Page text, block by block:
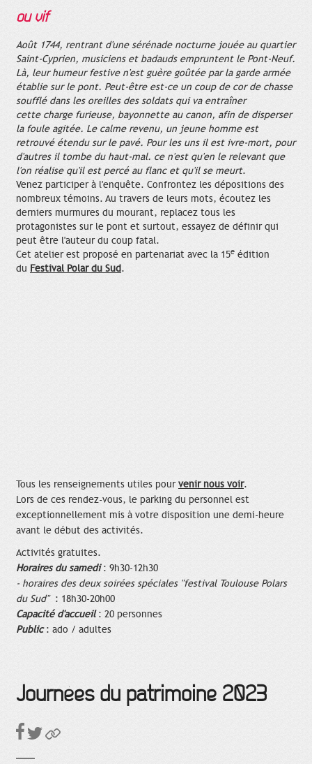
ou vif
Août 1744, rentrant d'une sérénade nocturne jouée au quartier
Saint-Cyprien, musiciens et badauds empruntent le Pont-Neuf.
Là, leur humeur festive n'est guère goûtée par la garde armée
établie sur le pont. Peut-être est-ce un coup de cor de chasse
soufflé dans les oreilles des soldats qui va entraîner
cette charge furieuse, bayonnette au canon, afin de disperser
la foule agitée. Le calme revenu, un jeune homme est
retrouvé étendu sur le pavé. Pour les uns il est ivre-mort, pour
d'autres il tombe du haut-mal. ce n'est qu'en le relevant que
l'on réalise qu'il est percé au flanc et qu'il se meurt.
Venez participer à l'enquête. Confrontez les dépositions des
nombreux témoins. Au travers de leurs mots, écoutez les
derniers murmures du mourant, replacez tous les
protagonistes sur le pont et surtout, essayez de définir qui
peut être l'auteur du coup fatal.
Cet atelier est proposé en partenariat avec la 15e édition
du Festival Polar du Sud.
Tous les renseignements utiles pourvenir nous voir.
Lors de ces rendez-vous, le parking du personnel est
exceptionnellement mis à votre disposition une demi-heure
avant le début des activités.
Activités gratuites.
Horaires du samedi: 9h30-12h30
- horaires des deux soirées spéciales "festival Toulouse Polars
du Sud": 18h30-20h00
Capacité d'accueil: 20 personnes
Public : ado / adultes
Journées du patrimoine 2023